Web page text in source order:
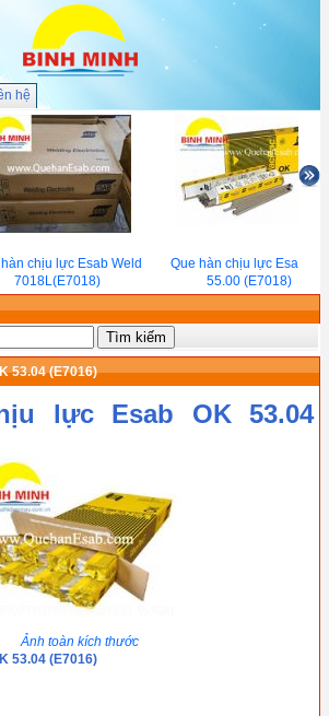
hệ
chịu lực Esab Weld
7018L(E7018)
Que hàn chịu lực Esab OK
55.00 (E7018)
53.04 (E7016)
lực Esab OK 53.04
Ảnh toàn kích thước
53.04 (E7016)